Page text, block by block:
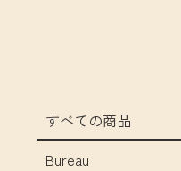
すべての商品
Bureau